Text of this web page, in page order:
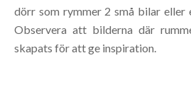
dörr som rymmer 2 små bilar eller
Observera att bilderna där
skapats för att ge inspiration.